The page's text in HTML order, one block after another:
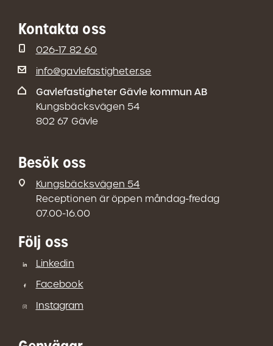
Kontakta oss
026-17 82 60
info@gavlefastigheter.se
Gavlefastigheter Gävle kommun AB
Kungsbäcksvägen 54
802 67 Gävle
Besök oss
Kungsbäcksvägen 54
Receptionen är öppen måndag-fredag
07.00-16.00
Följ oss
Linkedin
Facebook
Instagram